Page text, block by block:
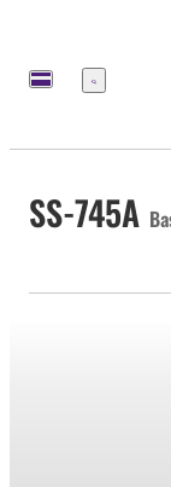
Menu
SS-745A